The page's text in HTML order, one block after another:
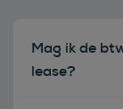
Mag ik de
lease?